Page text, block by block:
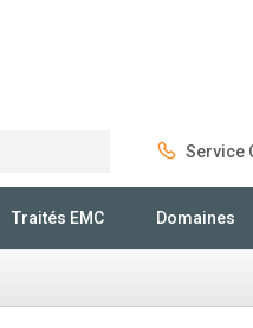
Service
Traités EMC Domaines